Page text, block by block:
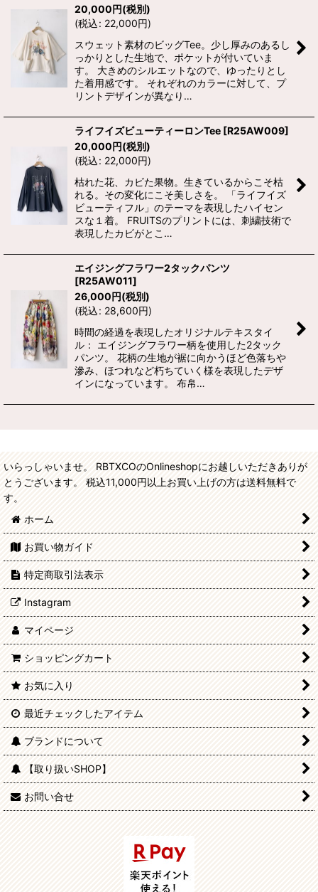
20,000円(税別)
(税込: 22,000円)
スウェット素材のビッグTee。少し厚みのあるし
っかりとした生地で、ポケットが付いていま
す。 大きめのシルエットなので、ゆったりとし
た着用感です。 それぞれのカラーに対して、プ
リントデザインが異なり…
ライフイズビューティーロンTee [R25AW009]
20,000円(税別)
(税込: 22,000円)
枯れた花、カビた果物。生きているからこそ枯
れる。その変化にこそ美しさを。 「ライフイズ
ビューティフル」のテーマを表現したハイセン
スな１着。 FRUITSのプリントには、刺繍技術で
表現したカビがとこ…
エイジングフラワー2タックパンツ
[R25AW011]
26,000円(税別)
(税込: 28,600円)
時間の経過を表現したオリジナルテキスタイ
ル： エイジングフラワー柄を使用した2タック
パンツ。 花柄の生地が裾に向かうほど色落ちや
滲み、ほつれなど朽ちていく様を表現したデザ
インになっています。 布帛…
いらっしゃいませ。 RBTXCOのOnlineshopにお越しいただきありが
とうございます。 税込11,000円以上お買い上げの方は送料無料で
す。
ホーム
お買い物ガイド
特定商取引法表示
Instagram
マイページ
ショッピングカート
お気に入り
最近チェックしたアイテム
ブランドについて
【取り扱いSHOP】
お問い合せ